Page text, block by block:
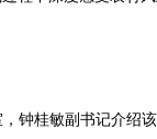
敏副书记介绍该